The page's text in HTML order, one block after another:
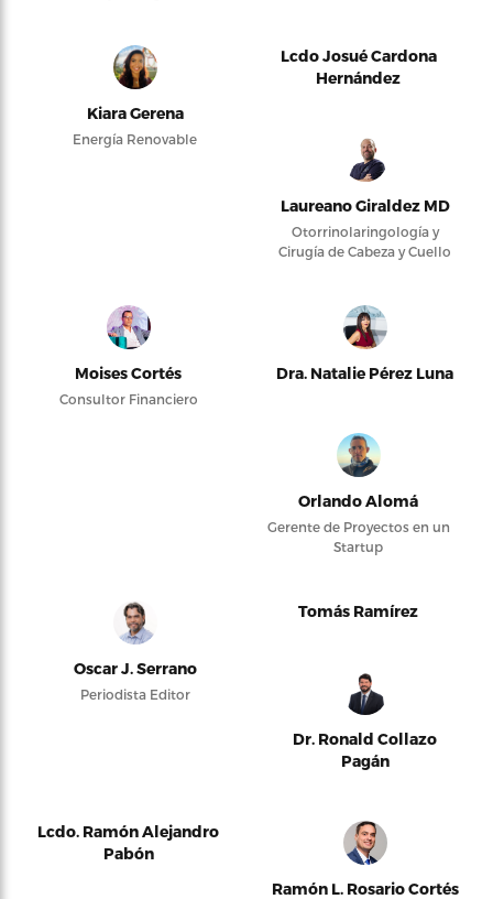
Kiara Gerena
Energía Renovable
Lcdo Josué Cardona
Hernández
Laureano Giraldez MD
Otorrinolaringología y
Cirugía de Cabeza y Cuello
Moises Cortés
Consultor Financiero
Dra. Natalie Pérez Luna
Orlando Alomá
Gerente de Proyectos en un
Startup
Oscar J. Serrano
Periodista Editor
Tomás Ramírez
Dr. Ronald Collazo
Pagán
Lcdo. Ramón Alejandro
Pabón
Ramón L. Rosario Cortés